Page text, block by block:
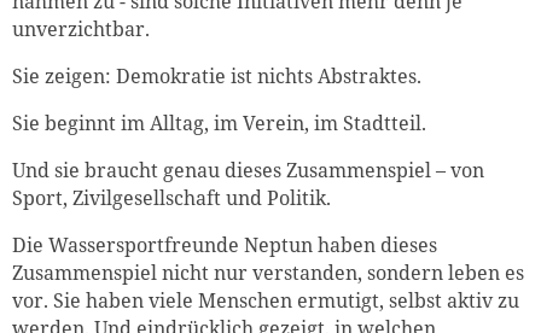
unverzichtbar.
Sie zeigen: Demokratie ist nichts Abstraktes.
Sie beginnt im Alltag, im Verein, im Stadtteil.
Und sie braucht genau dieses Zusammenspiel – von
Sport, Zivilgesellschaft und Politik.
Die Wassersportfreunde Neptun haben dieses
Zusammenspiel nicht nur verstanden, sondern leben es
vor. Sie haben viele Menschen ermutigt, selbst aktiv zu